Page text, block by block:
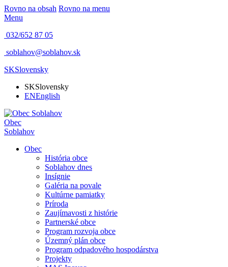
Rovno na obsah Rovno na menu
Menu
032/652 87 05
soblahov@soblahov.sk
SKSlovensky
SKSlovensky
ENEnglish
Obec
Soblahov
Obec
História obce
Soblahov dnes
Insígnie
Galéria na povale
Kultúrne pamiatky
Príroda
Zaujímavosti z histórie
Partnerské obce
Program rozvoja obce
Územný plán obce
Program odpadového hospodárstva
Projekty